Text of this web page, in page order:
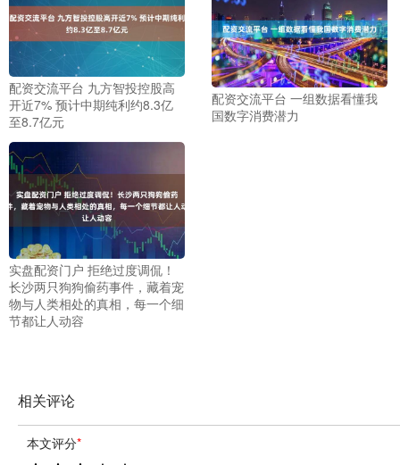
配资交流平台 九方智投控股高
开近7% 预计中期纯利约8.3亿
至8.7亿元
配资交流平台 一组数据看懂我
国数字消费潜力
实盘配资门户 拒绝过度调侃！
长沙两只狗狗偷药事件，藏着宠
物与人类相处的真相，每一个细
节都让人动容
相关评论
本文评分*